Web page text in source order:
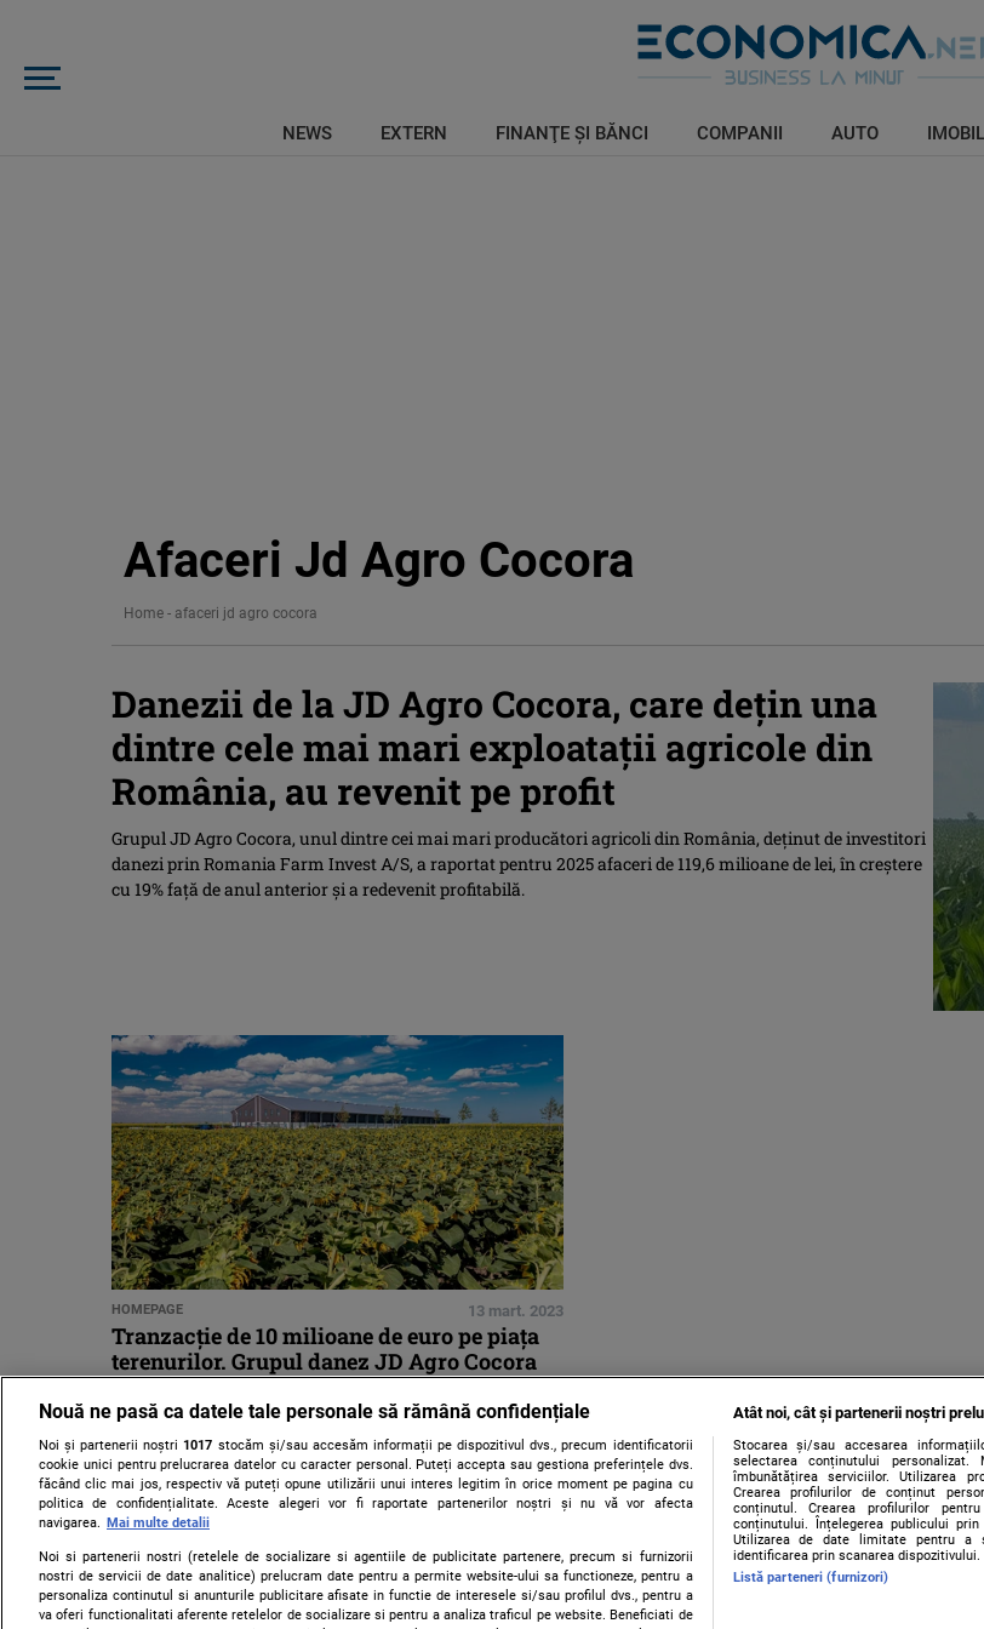
NEWS EXTERN FINANŢE ŞI BĂNCI COMPANII AUTO
Afaceri Jd Agro Cocora
Home - afaceri jd agro cocora
Danezii de la JD Agro Cocora, care dețin una
dintre cele mai mari exploatații agricole din
România, au revenit pe profit
Grupul JD Agro Cocora, unul dintre cei mai mari producători agricoli din România, deţinut de investitori
danezi prin Romania Farm Invest A/S, a raportat pentru 2025 afaceri de 119,6 milioane de lei, în creștere
cu 19% față de anul anterior și a redevenit profitabilă.
HOMEPAGE 13 mart. 2023
Tranzacție de 10 milioane de euro pe piața
terenurilor. Grupul danez JD Agro Cocora
preia o fermă din Constanța
Nouă ne pasă ca datele tale personale să rămână confidențiale
Noi și partenerii noștri1017 stocăm și/sau accesăm informații pe dispozitivul dvs., precum identificatorii
cookie unici pentru prelucrarea datelor cu caracter personal. Puteți accepta sau gestiona preferințele dvs.
făcând clic mai jos, respectiv vă puteți opune utilizării unui interes legitim în orice moment pe pagina cu
politica de confidențialitate. Aceste alegeri vor fi raportate partenerilor noștri și nu vă vor afecta
navigarea.
Mai multe detalii
Noi si partenerii nostri (retelele de socializare si agentiile de publicitate partenere, precum si furnizorii
nostri de servicii de date analitice) prelucram date pentru a permite website-ului sa functioneze, pentru a
personaliza continutul si anunturile publicitare afisate in functie de interesele si/sau profilul dvs., pentru a
va oferi functionalitati aferente retelelor de socializare si pentru a analiza traficul pe website. Beneficiati de
Atât noi, cât și partenerii noștri
Stocarea și/sau accesarea
selectarea conținutului personalizat.
îmbunătățirea serviciilor. Utilizarea
Crearea profilurilor de conținut
conținutul. Crearea profilurilor
conținutului. Înțelegerea publicului
Utilizarea de date limitate pentru a
identificarea prin scanarea dispozitivului.
Listă parteneri (furnizori)